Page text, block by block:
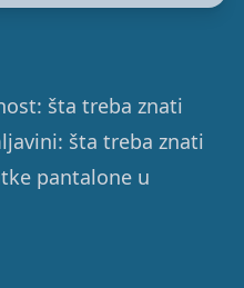
šta treba znati
šta treba znati
pantalone u